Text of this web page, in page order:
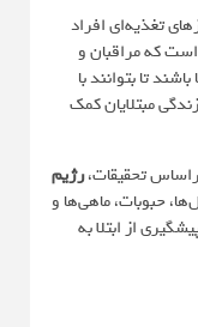
تغذیه‌ای افراد
است که مراقبان و
تا بتوانند با
مبتلایان کمک
تحقیقات،رژیم
حبوبات، ماهی‌ها و
از ابتلا به